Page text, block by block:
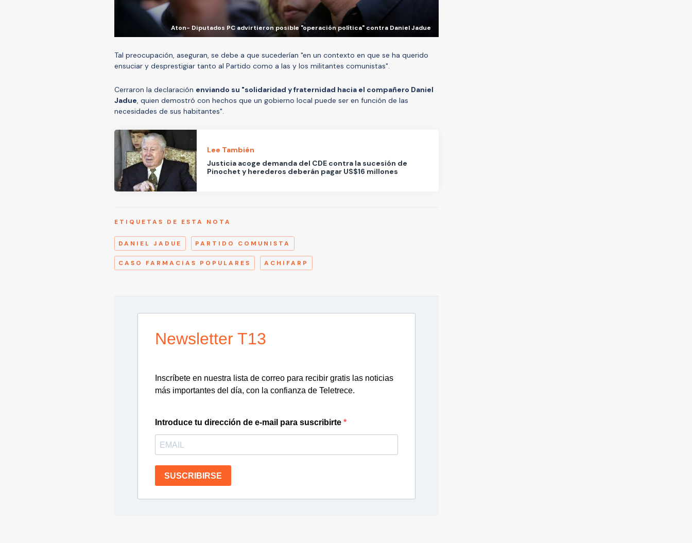
Aton- Diputados PC advirtieron posible "operación política" contra Daniel Jadue
Tal preocupación, aseguran, se debe a que sucederían "en un contexto en que se ha querido
ensuciar y desprestigiar tanto al Partido como a las y los militantes comunistas".
Cerraron la declaración enviando su "solidaridad y fraternidad hacia el compañero Daniel
Jadue, quien demostró con hechos que un gobierno local puede ser en función de las
necesidades de sus habitantes".
Lee También
Justicia acoge demanda del CDE contra la sucesión de
Pinochet y herederos deberán pagar US$16 millones
ETIQUETAS DE ESTA NOTA
DANIEL JADUE PARTIDO COMUNISTA
CASO FARMACIAS POPULARES ACHIFARP
Newsletter T13
Inscríbete en nuestra lista de correo para recibir gratis las noticias
más importantes del día, con la confianza de Teletrece.
Introduce tu dirección de e-mail para suscribirte
SUSCRIBIRSE